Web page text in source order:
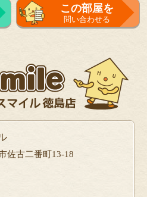
この部屋を
問い合わせる
佐古二番町13-18